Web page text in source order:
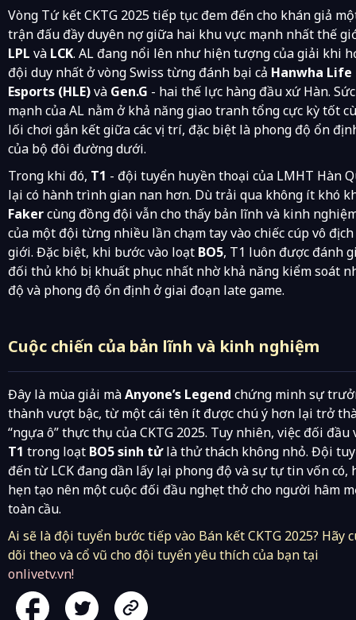
Vòng Tứ kết CKTG 2025 tiếp tục đem đến cho khán giả
trận đấu đầy duyên nợ giữa hai khu vực mạnh nhất thế
LPL và LCK. AL đang nổi lên như hiện tượng của giải khi
đội duy nhất ở vòng Swiss từng đánh bại cả Hanwha Life
Esports (HLE)và Gen.G - hai thế lực hàng đầu xứ Hàn. Sức
mạnh của AL nằm ở khả năng giao tranh tổng cực kỳ tốt
lối chơi gắn kết giữa các vị trí, đặc biệt là phong độ ổn
của bộ đôi đường dưới.
Trong khi đó, T1 - đội tuyển huyền thoại của LMHT Hàn
lại có hành trình gian nan hơn. Dù trải qua không ít khó
Fakercùng đồng đội vẫn cho thấy bản lĩnh và kinh
của một đội từng nhiều lần chạm tay vào chiếc cúp vô
giới. Đặc biệt, khi bước vào loạt BO5, T1 luôn được đánh
đối thủ khó bị khuất phục nhất nhờ khả năng kiểm soát
độ và phong độ ổn định ở giai đoạn late game.
Cuộc chiến của bản lĩnh và kinh nghiệm
Đây là mùa giải màAnyone’s Legend chứng minh sự
thành vượt bậc, từ một cái tên ít được chú ý hơn lại trở
“ngựa ô” thực thụ của CKTG 2025. Tuy nhiên, việc đối đầu
T1 trong loạt BO5 sinh tửlà thử thách không nhỏ. Đội
đến từ LCK đang dần lấy lại phong độ và sự tự tin vốn có,
hẹn tạo nên một cuộc đối đầu nghẹt thở cho người hâm
toàn cầu.
Ai sẽ là đội tuyển bước tiếp vào Bán kết CKTG 2025? Hãy
dõi theo và cổ vũ cho đội tuyển yêu thích của bạn tại
onlivetv.vn!